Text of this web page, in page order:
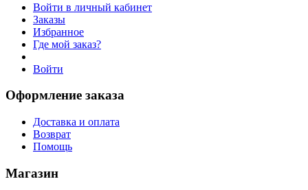
Войти в личный кабинет
Заказы
Избранное
Где мой заказ?
Войти
Оформление заказа
Доставка и оплата
Возврат
Помощь
Магазин